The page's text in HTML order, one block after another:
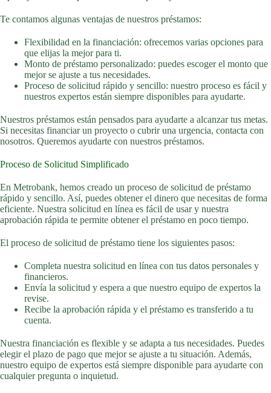
Te contamos algunas ventajas de nuestros préstamos:
Flexibilidad en la financiación: ofrecemos varias opciones para
que elijas la mejor para ti.
Monto de préstamo personalizado: puedes escoger el monto que
mejor se ajuste a tus necesidades.
Proceso de solicitud rápido y sencillo: nuestro proceso es fácil y
nuestros expertos están siempre disponibles para ayudarte.
Nuestros préstamos están pensados para ayudarte a alcanzar tus metas.
Si necesitas financiar un proyecto o cubrir una urgencia, contacta con
nosotros. Queremos ayudarte con nuestros préstamos.
Proceso de Solicitud Simplificado
En Metrobank, hemos creado un proceso de solicitud de préstamo
rápido y sencillo. Así, puedes obtener el dinero que necesitas de forma
eficiente. Nuestra solicitud en línea es fácil de usar y nuestra
aprobación rápida te permite obtener el préstamo en poco tiempo.
El proceso de solicitud de préstamo tiene los siguientes pasos:
Completa nuestra solicitud en línea con tus datos personales y
financieros.
Envía la solicitud y espera a que nuestro equipo de expertos la
revise.
Recibe la aprobación rápida y el préstamo es transferido a tu
cuenta.
Nuestra financiación es flexible y se adapta a tus necesidades. Puedes
elegir el plazo de pago que mejor se ajuste a tu situación. Además,
nuestro equipo de expertos está siempre disponible para ayudarte con
cualquier pregunta o inquietud.